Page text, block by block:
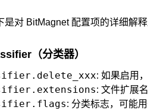
对 BitMagnet 配置项的详细解释
（分类器）
: 如果启用
: 文件扩展
: 分类标志，可能